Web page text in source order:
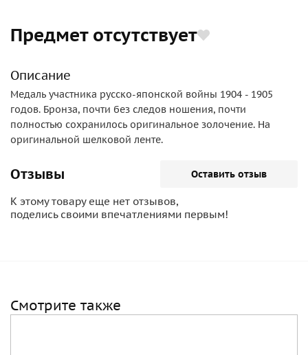
Предмет отсутствует
Описание
Медаль участника русско-японской войны 1904 - 1905
годов. Бронза, почти без следов ношения, почти
полностью сохранилось оригинальное золочение. На
оригинальной шелковой ленте.
Отзывы Оставить отзыв
К этому товару еще нет отзывов,
поделись своими впечатлениями первым!
Смотрите также